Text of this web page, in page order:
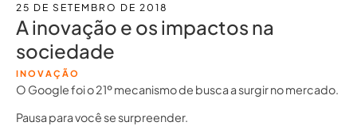
25 DE SETEMBRO DE 2018
A inovação e os impactos na
sociedade
INOVAÇÃO
O Google foi o 21º mecanismo de busca a surgir no mercado.
Pausa para você se surpreender.